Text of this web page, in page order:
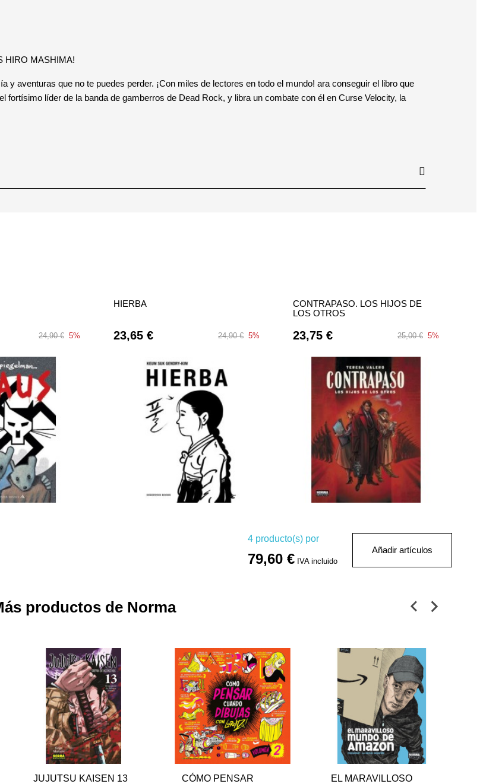
HIRO MASHIMA!
y aventuras que no te puedes perder. ¡Con miles de lectores en todo el mundo! ara conseguir el libro que
fortísimo líder de la banda de gamberros de Dead Rock, y libra un combate con él en Curse Velocity, la
24,90 € 5%
HIERBA
23,65 € 24,90 € 5%
CONTRAPASO. LOS HIJOS DE
LOS OTROS
23,75 € 25,00 € 5%
4 producto(s) por
79,60 € IVA incluido
Añadir artículos
productos de Norma
JUJUTSU KAISEN 13
CÓMO PENSAR
EL MARAVILLOSO